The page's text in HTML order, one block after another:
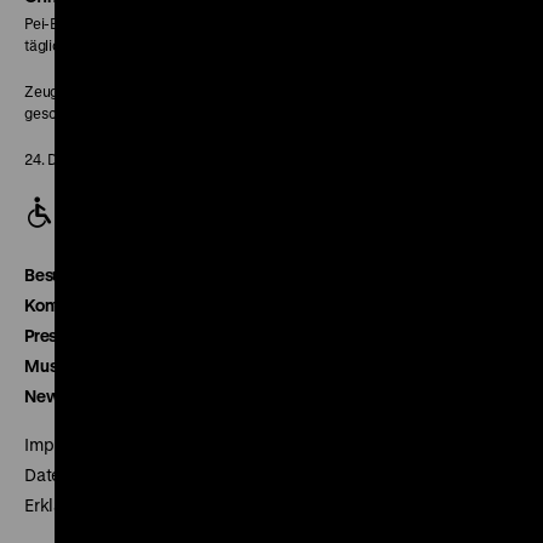
Pei-Bau:
täglich 10-18 Uhr
Zeughaus:
geschlossen
24. Dezember geschlossen
Besucherservice
Kontakt
Presse
Museumsverein
Newsletter
Impressum
Datenschutz
Erklärung digitale Barrierefreiheit